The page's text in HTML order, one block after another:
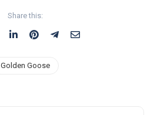
Share this:
Golden Goose